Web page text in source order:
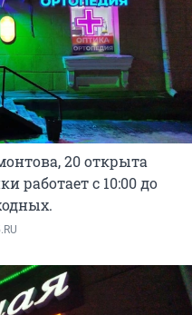
20 открыта
работает с 10:00 до